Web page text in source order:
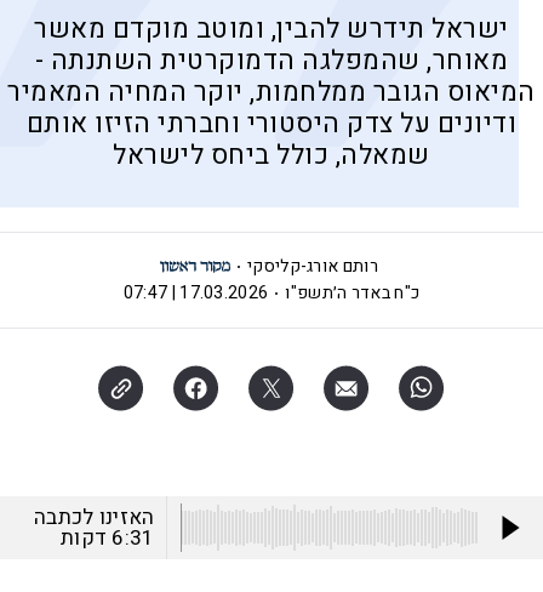
ישראל תידרש להבין, ומוטב מוקדם מאשר
מאוחר, שהמפלגה הדמוקרטית השתנתה -
המיאוס הגובר ממלחמות, יוקר המחיה המאמיר
ודיונים על צדק היסטורי וחברתי הזיזו אותם
שמאלה, כולל ביחס לישראל
רותם אורג-קליסקי
כ"ח באדר ה׳תשפ"ו
17.03.2026 | 07:47
האזינו לכתבה
6:31 דקות